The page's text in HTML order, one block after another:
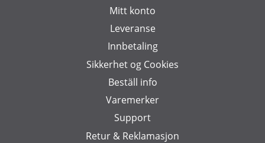
Mitt konto
Leveranse
Innbetaling
Sikkerhet og Cookies
Beställ info
Varemerker
Support
Retur & Reklamasjon